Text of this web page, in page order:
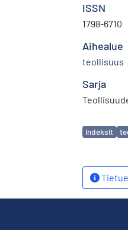
ISSN
1798-6710
Aihealue
teollisuus
Sarja
indeksit